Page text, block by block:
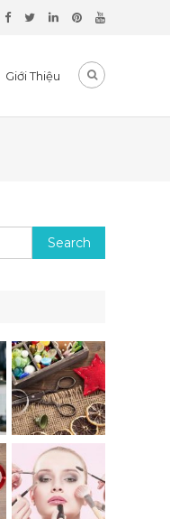
Giới Thiệu
Search for: